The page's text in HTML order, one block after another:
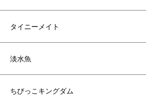
タイニーメイト
淡水魚
ちびっこキングダム